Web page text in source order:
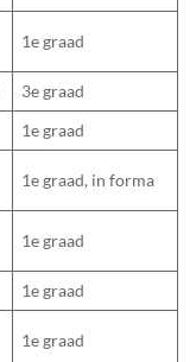
1e graad
3e graad
1e graad
1e graad, in forma
1e graad
1e graad
1e graad